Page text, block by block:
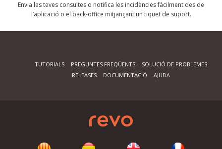
Envia les teves consultes o notifica les incidències fàcilment des de
l’aplicació o el back-office mitjançant un tiquet de suport.
TUTORIALS PREGUNTES FREQÜENTS
SOLUCIÓ DE PROBLEMES
RELEASES
DOCUMENTACIÓ AJUDA